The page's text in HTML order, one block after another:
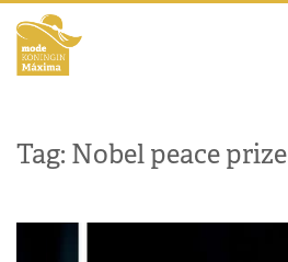
Tag: Nobel peace prize